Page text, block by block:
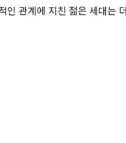
관계에 지친 젊은 세대는